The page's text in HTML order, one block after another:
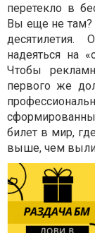
перетекло в
Вы еще не там?
надеяться на
Чтобы
первого же
билет в мир,
выше, чем